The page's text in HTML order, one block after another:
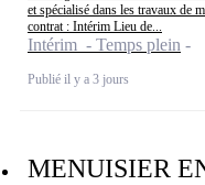
et spécialisé dans les travaux de
contrat : Intérim Lieu de...
Intérim - Temps plein
Publié il y a 3 jours
MENUISIER